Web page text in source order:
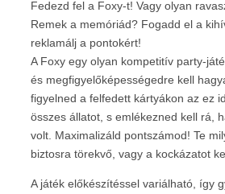
Fedezd fel a Foxy-t! Vagy olyan
Remek a memóriád? Fogadd el a
reklamálj a pontokért!
A Foxy egy olyan kompetitív party-
és megfigyelőképességedre kell
figyelned a felfedett kártyákon az ez
összes állatot, s emlékezned kell rá,
volt. Maximalizáld pontszámod! Te
biztosra törekvő, vagy a kockázatot
A játék előkészítéssel variálható, így